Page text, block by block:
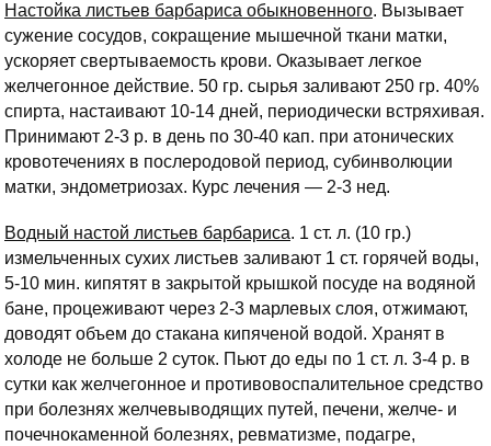
Настойка листьев барбариса обыкновенного. Вызывает
сужение сосудов, сокращение мышечной ткани матки,
ускоряет свертываемость крови. Оказывает легкое
желчегонное действие. 50 гр. сырья заливают 250 гр. 40%
спирта, настаивают 10-14 дней, периодически встряхивая.
Принимают 2-3 р. в день по 30-40 кап. при атонических
кровотечениях в послеродовой период, субинволюции
матки, эндометриозах. Курс лечения — 2-3 нед.
Водный настой листьев барбариса. 1 ст. л. (10 гр.)
измельченных сухих листьев заливают 1 ст. горячей воды,
5-10 мин. кипятят в закрытой крышкой посуде на водяной
бане, процеживают через 2-3 марлевых слоя, отжимают,
доводят объем до стакана кипяченой водой. Хранят в
холоде не больше 2 суток. Пьют до еды по 1 ст. л. 3-4 р. в
сутки как желчегонное и противовоспалительное средство
при болезнях желчевыводящих путей, печени, желче- и
почечнокаменной болезнях, ревматизме, подагре,